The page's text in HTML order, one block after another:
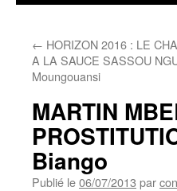
← HORIZON 2016 : LE
A LA SAUCE SASSOU
Moungouansi
MARTIN
Biango
Publié le06/07/2013 par